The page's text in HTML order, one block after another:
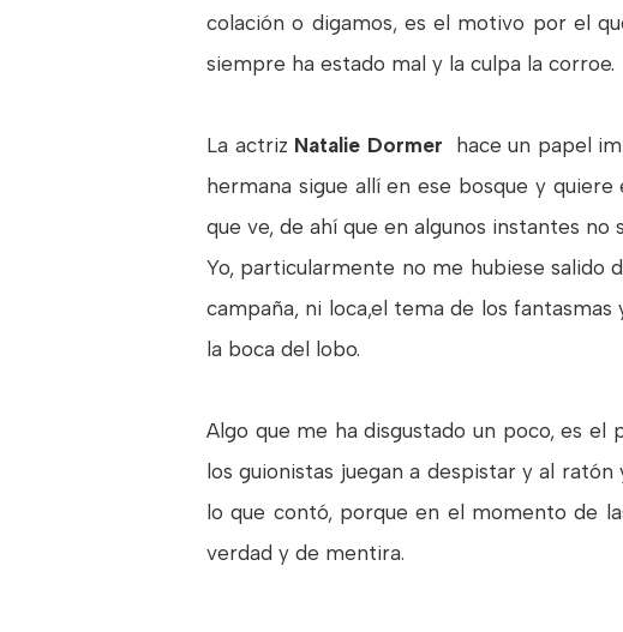
colación o digamos, es el motivo por el
siempre ha estado mal y la culpa la corroe.
La actriz Natalie Dormer hace un papel
hermana sigue allí en ese bosque y
que ve, de ahí que en algunos instantes no
Yo, particularmente no me hubiese salido
campaña, ni loca,el tema de los
la boca del lobo.
Algo que me ha disgustado un poco, es el
los guionistas juegan a despistar y al
lo que contó, porque en el momento de
verdad y de mentira.